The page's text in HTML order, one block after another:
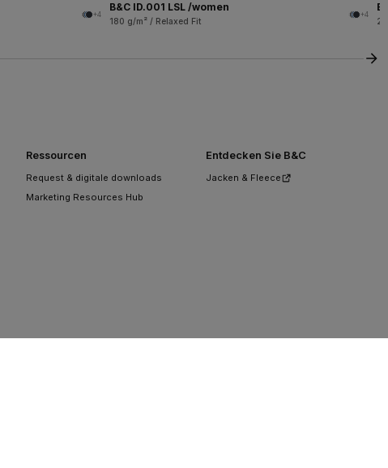
+4
B&C ID.001 LSL /women
180 g/m² / Relaxed Fit
+4
Ressourcen
Request & digitale downloads
Marketing Resources Hub
Entdecken Sie B&C
Jacken & Fleece